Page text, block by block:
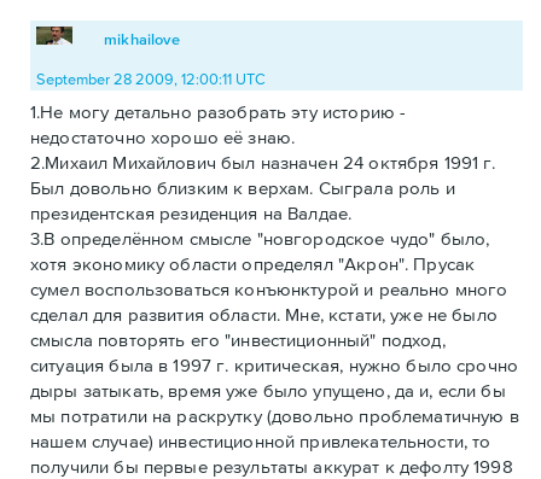
mikhailove
September 28 2009, 12:00:11 UTC
1.Не могу детально разобрать эту историю -
недостаточно хорошо её знаю.
2.Михаил Михайлович был назначен 24 октября 1991 г.
Был довольно близким к верхам. Сыграла роль и
президентская резиденция на Валдае.
3.В определённом смысле "новгородское чудо" было,
хотя экономику области определял "Акрон". Прусак
сумел воспользоваться конъюнктурой и реально много
сделал для развития области. Мне, кстати, уже не было
смысла повторять его "инвестиционный" подход,
ситуация была в 1997 г. критическая, нужно было срочно
дыры затыкать, время уже было упущено, да и, если бы
мы потратили на раскрутку (довольно проблематичную в
нашем случае) инвестиционной привлекательности, то
получили бы первые результаты аккурат к дефолту 1998